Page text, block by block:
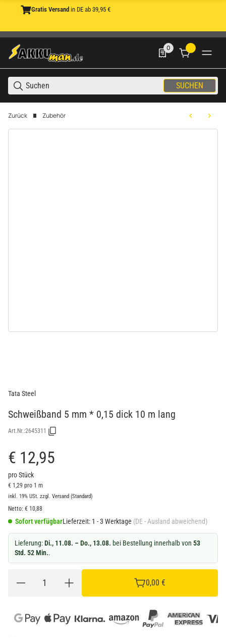
Gratis Versand in DE ab 39,95 €
SUCHEN
0
0 Produkte in der
Zurück Zubehör
Tata Steel
Schweißband 5 mm * 0,15 dick 10 m lang
Art.Nr.:2645311
€ 12,95
pro Stück
€ 1,29 pro 1 m
inkl. 19% USt. zzgl. Versand (Standard)
Netto: € 10,88
Sofort verfügbarLieferzeit: 1 - 3 Werktage (DE - Ausland abweichend)
Lieferung:Di., 11.08. – Do., 13.08. bei Bestellung innerhalb von 53
Std. 52 Min..
0,00 €